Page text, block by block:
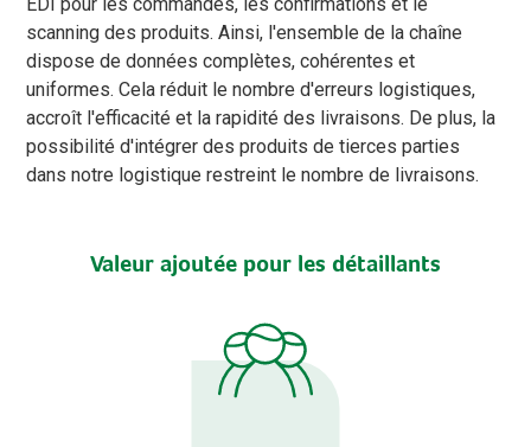
scanning des produits. Ainsi, l'ensemble de la chaîne
dispose de données complètes, cohérentes et
uniformes. Cela réduit le nombre d'erreurs logistiques,
accroît l'efficacité et la rapidité des livraisons. De plus, la
possibilité d'intégrer des produits de tierces parties
dans notre logistique restreint le nombre de livraisons.
Valeur ajoutée pour les détaillants